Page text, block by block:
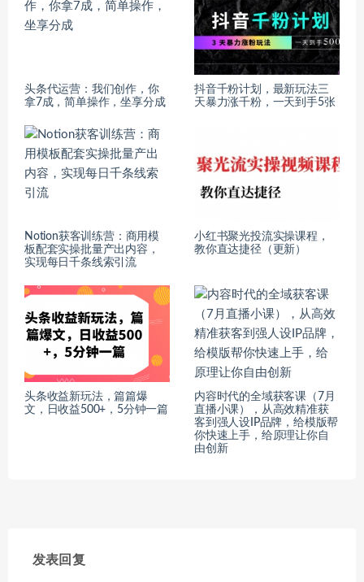
头条代运营：我们创作，你
拿7成，简单操作，坐享分成
抖音千粉计划，最新玩法三
天暴力涨千粉，一天到手5张
Notion获客训练营：商用模
板配套实操批量产出内容，
实现每日千条线索引流
小红书聚光投流实操课程，
教你直达捷径（更新）
头条收益新玩法，篇篇爆
文，日收益500+，5分钟一篇
内容时代的全域获客课（7月
直播小课），从高效精准获
客到强人设IP品牌，给模版帮
你快速上手，给原理让你自
由创新
发表回复